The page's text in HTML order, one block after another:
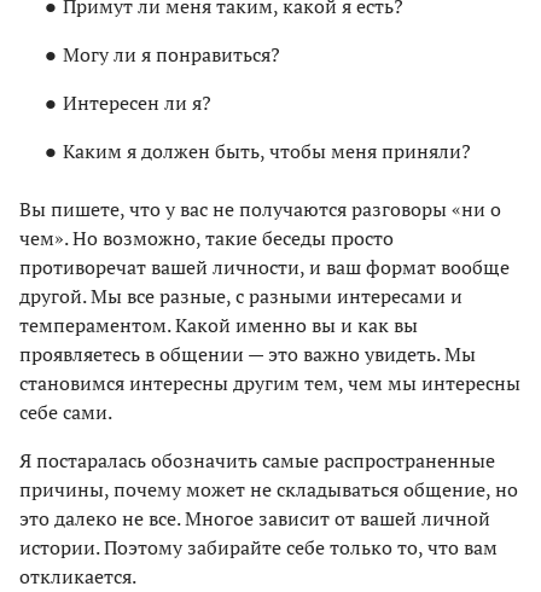
Примут ли меня таким, какой я есть?
Могу ли я понравиться?
Интересен ли я?
Каким я должен быть, чтобы меня приняли?
Вы пишете, что у вас не получаются разговоры «ни о
чем». Но возможно, такие беседы просто
противоречат вашей личности, и ваш формат вообще
другой. Мы все разные, с разными интересами и
темпераментом. Какой именно вы и как вы
проявляетесь в общении — это важно увидеть. Мы
становимся интересны другим тем, чем мы интересны
себе сами.
Я постаралась обозначить самые распространенные
причины, почему может не складываться общение, но
это далеко не все. Многое зависит от вашей личной
истории. Поэтому забирайте себе только то, что вам
откликается.